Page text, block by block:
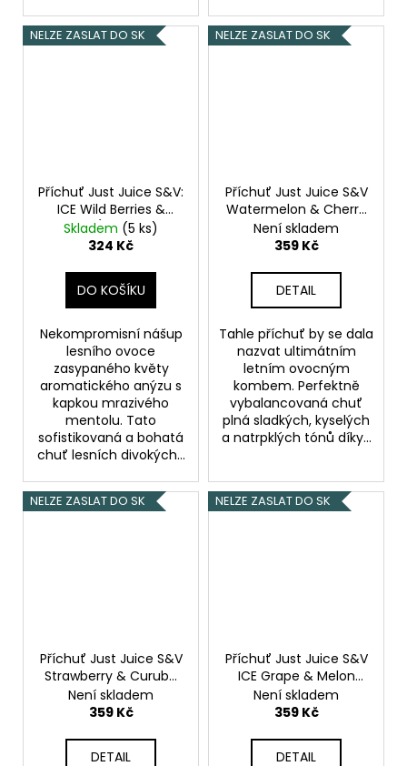
NELZE ZASLAT DO SK
Příchuť Just Juice S&V:
ICE Wild Berries &
Aniseed (Ledové lesní
ovoce s anýzem) 10ml
Skladem (5 ks)
324 Kč
DO KOŠÍKU
Nekompromisní nášup
lesního ovoce
zasypaného květy
aromatického anýzu s
kapkou mrazivého
mentolu. Tato
sofistikovaná a bohatá
chuť lesních divokých...
NELZE ZASLAT DO SK
Příchuť Just Juice S&V
Watermelon & Cherry
10mlVodní meloun &
třešeň
Není skladem
359 Kč
DETAIL
Tahle příchuť by se dala
nazvat ultimátním
letním ovocným
kombem. Perfektně
vybalancovaná chuť
plná sladkých, kyselých
a natrpklých tónů díky...
NELZE ZASLAT DO SK
Příchuť Just Juice S&V
Strawberry & Curuba
10mlJahoda & curuba
Není skladem
359 Kč
DETAIL
NELZE ZASLAT DO SK
Příchuť Just Juice S&V
ICE Grape & Melon
10mlLedové hroznové
víno & cukrový
Není skladem
359 Kč
DETAIL